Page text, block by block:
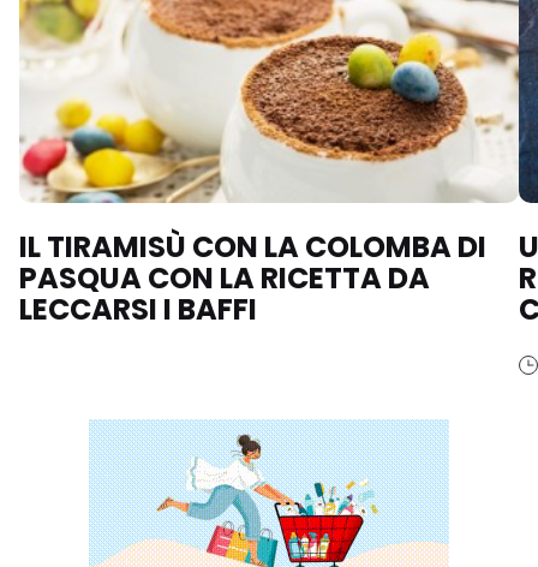
IL TIRAMISÙ CON LA COLOMBA DI
PASQUA CON LA RICETTA DA
LECCARSI I BAFFI